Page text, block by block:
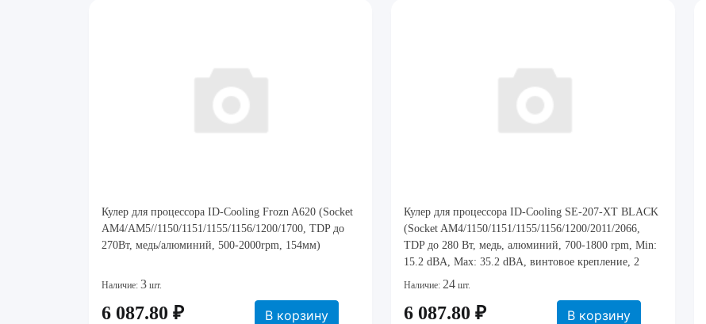
Кулер для процессора ID-Cooling Frozn A620 (Socket
AM4/AM5//1150/1151/1155/1156/1200/1700, TDP до
270Вт, медь/алюминий, 500-2000rpm, 154мм)
Наличие: 3 шт.
6 087.80 ₽ В корзину
Кулер для процессора ID-Cooling SE-207-XT BLACK
(Socket AM4/1150/1151/1155/1156/1200/2011/2066,
TDP до 280 Вт, медь, алюминий, 700-1800 rpm, Min:
15.2 dBA, Max: 35.2 dBA, винтовое крепление, 2
вентилятора, 120x120x25 мм, 74.5 CFM, 4-pin PWM,
Наличие:24 шт.
6 087.80 ₽ В корзину